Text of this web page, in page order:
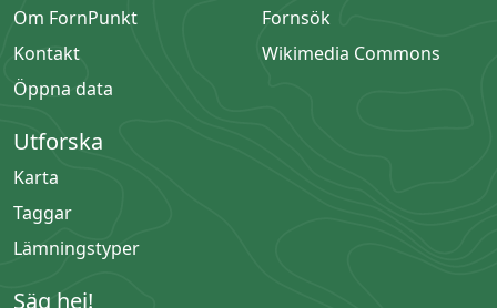
Om FornPunkt
Kontakt
Öppna data
Fornsök
Wikimedia Commons
Utforska
Karta
Taggar
Lämningstyper
Säg hej!